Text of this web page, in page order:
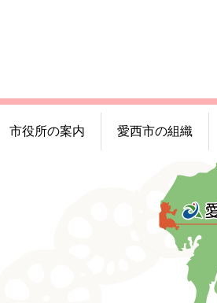
市役所の案内 愛西市の組織